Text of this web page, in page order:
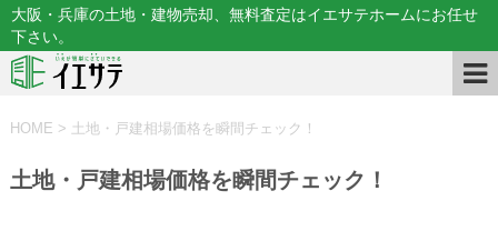
大阪・兵庫の土地・建物売却、無料査定はイエサテホームにお任せ
下さい。
HOME > 土地・戸建相場価格を瞬間チェック！
土地・戸建相場価格を瞬間チェック！